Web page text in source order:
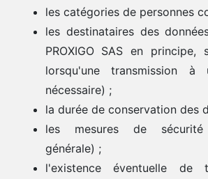
les catégories de personnes
les destinataires des
PROXIGO SAS en principe,
lorsqu'une transmission
nécessaire) ;
la durée de conservation des
les mesures de sécurité
générale) ;
l'existence éventuelle de